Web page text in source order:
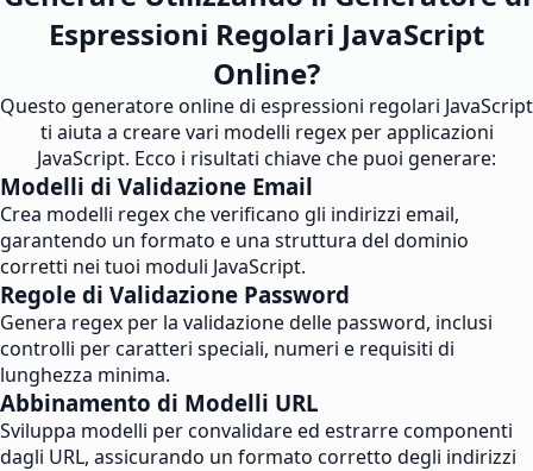
Espressioni Regolari JavaScript
Online?
Questo generatore online di espressioni regolari JavaScript
ti aiuta a creare vari modelli regex per applicazioni
JavaScript. Ecco i risultati chiave che puoi generare:
Modelli di Validazione Email
Crea modelli regex che verificano gli indirizzi email,
garantendo un formato e una struttura del dominio
corretti nei tuoi moduli JavaScript.
Regole di Validazione Password
Genera regex per la validazione delle password, inclusi
controlli per caratteri speciali, numeri e requisiti di
lunghezza minima.
Abbinamento di Modelli URL
Sviluppa modelli per convalidare ed estrarre componenti
dagli URL, assicurando un formato corretto degli indirizzi